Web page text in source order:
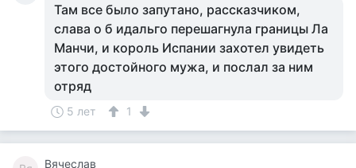
Там все было запутано, рассказчиком,
слава о б идальго перешагнула границы Ла
Манчи, и король Испании захотел увидеть
этого достойного мужа, и послал за ним
отряд
5 лет 1
Вячеслав